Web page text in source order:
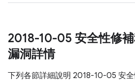
2018-10-05 安全性修
漏洞詳情
下列各節詳細說明 2018-10-05 安